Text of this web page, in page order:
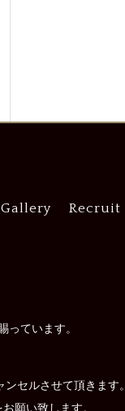
Gallery Recruit
っています。
セルさせて頂きます。